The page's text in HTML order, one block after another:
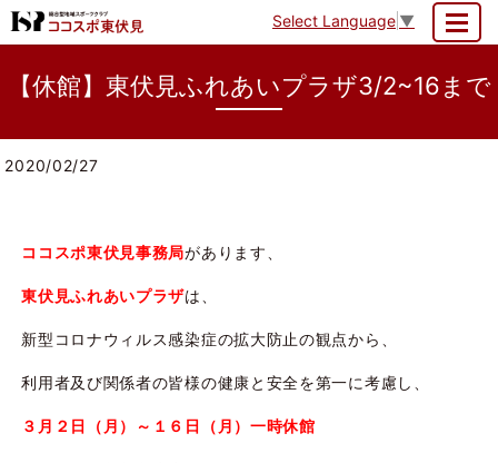
Select Language ▼
【休館】東伏見ふれあいプラザ3/2~16まで
2020/02/27
ココスポ東伏見事務局があります、
東伏見ふれあいプラザは、
新型コロナウィルス感染症の拡大防止の観点から、
利用者及び関係者の皆様の健康と安全を第一に考慮し、
３月２日（月）～１６日（月）一時休館